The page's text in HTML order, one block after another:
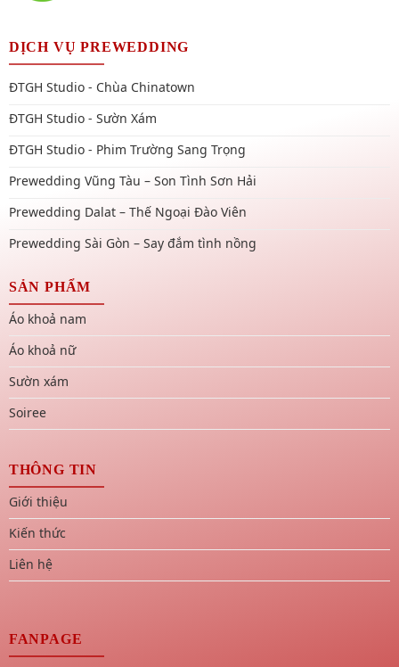
DỊCH VỤ PREWEDDING
ĐTGH Studio - Chùa Chinatown
ĐTGH Studio - Sườn Xám
ĐTGH Studio - Phim Trường Sang Trọng
Prewedding Vũng Tàu – Son Tình Sơn Hải
Prewedding Dalat – Thế Ngoại Đào Viên
Prewedding Sài Gòn – Say đắm tình nồng
SẢN PHẨM
Áo khoả nam
Áo khoả nữ
Sườn xám
Soiree
THÔNG TIN
Giới thiệu
Kiến thức
Liên hệ
FANPAGE